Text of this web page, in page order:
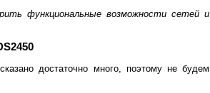
функциональные возможности сетей и
достаточно много, поэтому не будем